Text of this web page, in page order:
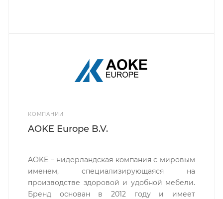
КОМПАНИИ
AOKE Europe B.V.
AOKE – нидерландская компания с мировым
именем, специализирующаяся на
производстве здоровой и удобной мебели.
Бренд основан в 2012 году и имеет